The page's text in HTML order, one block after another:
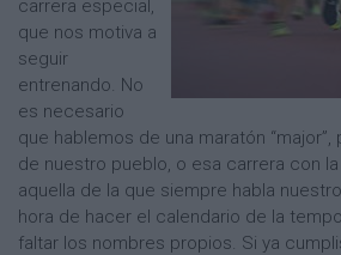
carrera especial,
que nos motiva a
seguir
entrenando. No
es necesario
que hablemos de una maratón
de nuestro pueblo, o esa carrera con
aquella de la que siempre habla
hora de hacer el calendario de la
faltar los nombres propios. Si ya